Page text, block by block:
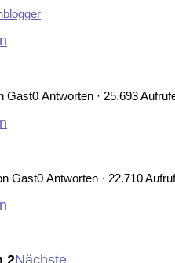
Gast0 Antworten · 25.693
Gast0 Antworten · 22.710
2Nächste